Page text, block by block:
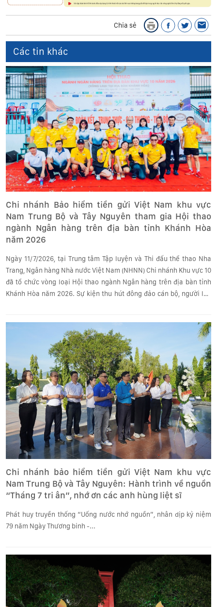
Chia sẻ
Các tin khác
Chi nhánh Bảo hiểm tiền gửi Việt Nam khu vực
Nam Trung Bộ và Tây Nguyên tham gia Hội thao
ngành Ngân hàng trên địa bàn tỉnh Khánh Hòa
năm 2026
Ngày 11/7/2026, tại Trung tâm Tập luyện và Thi đấu thể thao Nha
Trang, Ngân hàng Nhà nước Việt Nam (NHNN) Chi nhánh Khu vực 10
đã tổ chức vòng loại Hội thao ngành Ngân hàng trên địa bàn tỉnh
Khánh Hòa năm 2026. Sự kiện thu hút đông đảo cán bộ, người lao
Chi nhánh bảo hiểm tiền gửi Việt Nam khu vực
Nam Trung Bộ và Tây Nguyên: Hành trình về nguồn
“Tháng 7 tri ân”, nhớ ơn các anh hùng liệt sĩ
Phát huy truyền thống “Uống nước nhớ nguồn”, nhân dịp kỷ niệm
79 năm Ngày Thương binh -...